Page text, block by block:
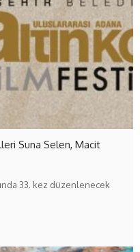
Suna Selen, Macit
33. kez düzenlenecek